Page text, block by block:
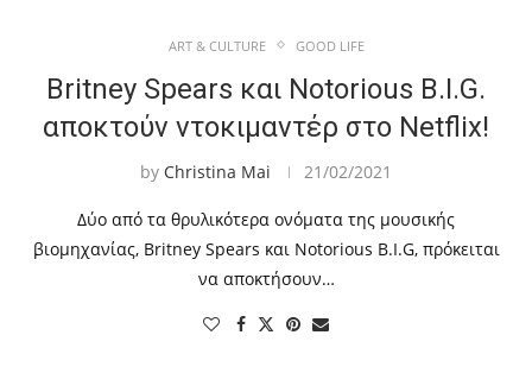
ART & CULTURE GOOD LIFE
Britney Spears και Notorious B.I.G.
αποκτούν ντοκιμαντέρ στο Netflix!
by Christina Mai 21/02/2021
Δύο από τα θρυλικότερα ονόματα της μουσικής
βιομηχανίας, Britney Spears και Notorious B.I.G, πρόκειται
να αποκτήσουν…